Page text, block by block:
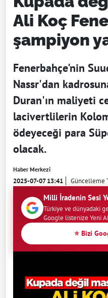
Ali Koç
şampiyon
Fenerbahçe'nin
Nassr'dan
Duran'ın maliyeti
lacivertlilerin
ödeyeceği para
olacak.
Haber Merkezi
2025-07-07 13:41 Güncelleme
Milli İradenin Sesi
Türkiye ve dünyadaki
Google listenize Yeni
⭐ Bizi